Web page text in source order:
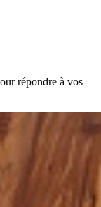
répondre à vos